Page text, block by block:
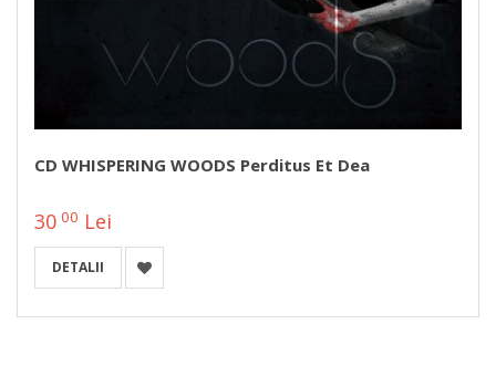
CD WHISPERING WOODS Perditus Et Dea
30 00 Lei
DETALII